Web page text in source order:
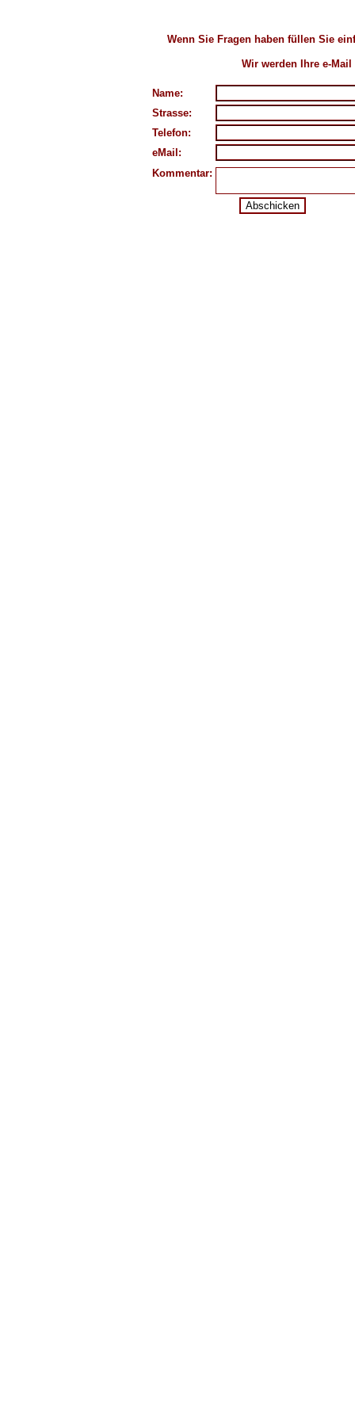
Wenn Sie Fragen haben füllen Sie
Wir werden Ihre e-
Name:
Strasse:
Telefon:
eMail:
Kommentar: